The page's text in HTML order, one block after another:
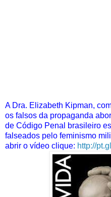
A Dra. Elizabeth Kipman,
os falsos da propaganda
de Código Penal brasileiro
falseados pelo feminismo
abrir o vídeo clique: http://